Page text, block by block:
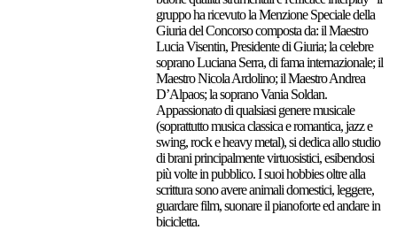
gruppo ha ricevuto la Menzione Speciale della
Giuria del Concorso composta da: il Maestro
Lucia Visentin, Presidente di Giuria; la celebre
soprano Luciana Serra, di fama internazionale; il
Maestro Nicola Ardolino; il Maestro Andrea
D’Alpaos; la soprano Vania Soldan.
Appassionato di qualsiasi genere musicale
(soprattutto musica classica e romantica, jazz e
swing, rock e heavy metal), si dedica allo studio
di brani principalmente virtuosistici, esibendosi
più volte in pubblico. I suoi hobbies oltre alla
scrittura sono avere animali domestici, leggere,
guardare film, suonare il pianoforte ed andare in
bicicletta.